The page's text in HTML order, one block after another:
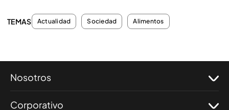
TEMAS Actualidad Sociedad Alimentos
Nosotros
Corporativo